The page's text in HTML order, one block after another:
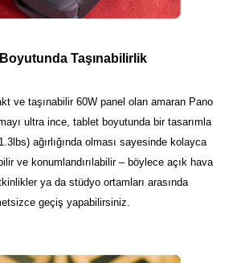
Taşınabilirlik
ve taşınabilir 60W panel olan amaran Pano
ultra ince, tablet boyutunda bir tasarımla
ağırlığında olması sayesinde kolayca
ve konumlandırılabilir – böylece açık hava
ya da stüdyo ortamları arasında
geçiş yapabilirsiniz.